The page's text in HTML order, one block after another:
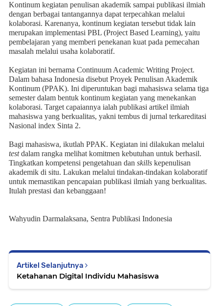
Kontinum kegiatan penulisan akademik sampai publikasi ilmiah
dengan berbagai tantangannya dapat terpecahkan melalui
kolaborasi. Karenanya, kontinum kegiatan tersebut tidak lain
merupakan implementasi PBL (Project Based Learning), yaitu
pembelajaran yang memberi penekanan kuat pada pemecahan
masalah melalui usaha kolaboratif.
Kegiatan ini bernama Continuum Academic Writing Project.
Dalam bahasa Indonesia disebut Proyek Penulisan Akademik
Kontinum (PPAK). Ini diperuntukan bagi mahasiswa selama tiga
semester dalam bentuk kontinum kegiatan yang menekankan
kolaborasi. Target capaiannya ialah publikasi artikel ilmiah
mahasiswa yang berkualitas, yakni tembus di jurnal terkareditasi
Nasional index Sinta 2.
Bagi mahasiswa, ikutlah PPAK. Kegiatan ini dilakukan melalui
testdalam rangka melihat komitmen kebutuhan untuk berhasil.
Tingkatkan kompetensi pengetahuan dan skills kepenulisan
akademik di situ. Lakukan melalui tindakan-tindakan kolaboratif
untuk memastikan pencapaian publikasi ilmiah yang berkualitas.
Itulah prestasi dan kebanggaan!
Wahyudin Darmalaksana, Sentra Publikasi Indonesia
Artikel Selanjutnya
Ketahanan Digital Individu Mahasiswa